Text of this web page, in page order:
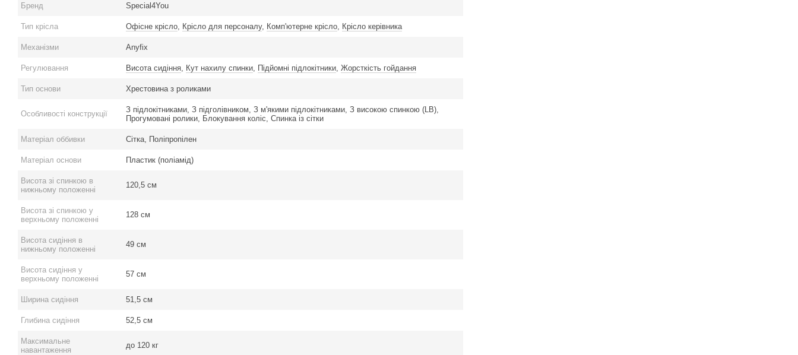
Бренд Special4You
Тип крісла Офісне крісло Крісло для персоналу, Комп'ютерне крісло Крісло керівника
Механізми Anyfix
Регулювання Висота сидіння Кут нахилу спинки Підйомні підлокітники Жорсткість гойдання
Тип основи Хрестовина з роликами
Особливості конструкції
З підлокітниками, З підголівником, З м'якими підлокітниками, З високою спинкою (LB),
Прогумовані ролики, Блокування коліс, Спинка із сітки
Матеріал оббивки Сітка, Поліпропілен
Матеріал основи Пластик (поліамід)
Висота зі спинкою в
нижньому положенні
120,5 см
Висота зі спинкою у
верхньому положенні
128 см
Висота сидіння в
нижньому положенні
49 см
Висота сидіння у
верхньому положенні
57 см
Ширина сидіння 51,5 см
Глибина сидіння 52,5 см
Максимальне
навантаження
до 120 кг